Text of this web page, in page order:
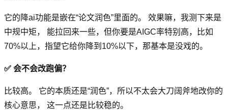
它的降ai功能是嵌在“论文润色”里面的。 效果嘛，我测下来是
中规中矩， 能拉回来一些，但你要是AIGC率特别高，比如
70%以上，指望它给你降到10%以下，那基本是没戏的。
✅ 会不会改跑偏？
比较高。 它的本质还是“润色”，所以不太会大刀阔斧地改你的
核心意思， 这一点还是比较稳的。